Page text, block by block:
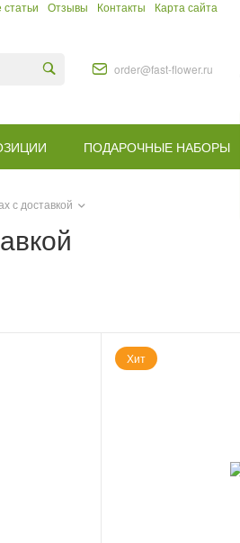
Отзывы Контакты Карта сайта
order@fast-flower.ru
ПОДАРОЧНЫЕ НАБОРЫ
с доставкой
Хит